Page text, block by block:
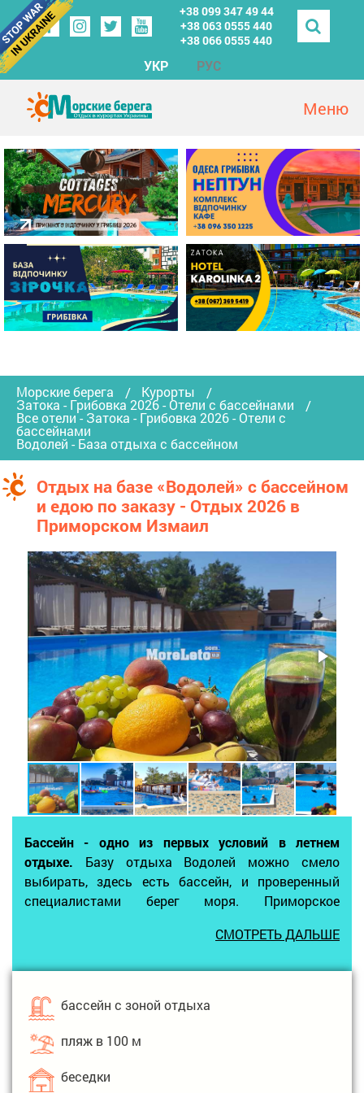
+38 099 347 49 44
+38 063 0555 440
+38 066 0555 440
УКР РУС
Морские берега Курорты
Затока - Грибовка 2026 - Отели с бассейнами
Все отели - Затока - Грибовка 2026 - Отели с
бассейнами
Водолей - База отдыха с бассейном
Отдых на базе «Водолей» с бассейном
и едою по заказу - Отдых 2026 в
Приморском Измаил
Бассейн - одно из первых условий в летнем
отдыхе. Базу отдыха Водолей можно смело
выбирать, здесь есть бассейн, и проверенный
специалистами берег моря. Приморское
летнего морского отдыха. Курортное село
слияния реки Дунай и Черного моря. С базы
отдыха есть выход на песчаный пляж. Поэтому
курорт привлекает семьи с детьми, любителей
спокойного морского отдыха.
Территория базы огорожена и закрыта. К услугам
СМОТРЕТЬ ДАЛЬШЕ
бассейн с зоной отдыха
пляж в 100 м
беседки